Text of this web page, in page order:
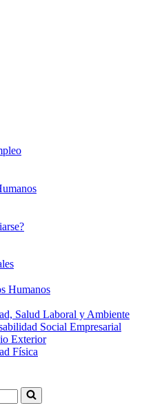
Humanos
Salud Laboral y Ambiente
Social Empresarial
Exterior
Física